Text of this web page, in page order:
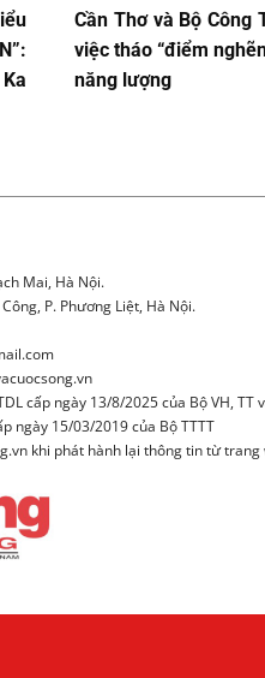
Cần Thơ và Bộ Công
việc tháo “điểm
năng lượng
Mai, Hà Nội.
P. Phương Liệt, Hà Nội.
cấp ngày 13/8/2025 của Bộ VH, TT
ngày 15/03/2019 của Bộ TTTT
khi phát hành lại thông tin từ trang